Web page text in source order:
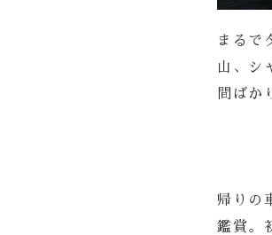
まるで
山、シ
間ばか
帰りの
鑑賞。